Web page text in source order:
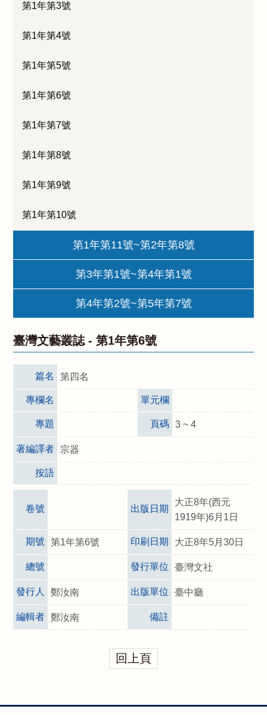
第1年第3號
第1年第4號
第1年第5號
第1年第6號
第1年第7號
第1年第8號
第1年第9號
第1年第10號
第1年第11號~第2年第8號
第3年第1號~第4年第1號
第4年第2號~第5年第7號
臺灣文藝叢誌 -第1年第6號
篇名 第四名
專欄名 單元欄
專題 頁碼 3 ~ 4
著編譯者 宗器
按語
卷號 出版日期
大正8年(西元
1919年)6月1日
期號 第1年第6號 印刷日期 大正8年5月30日
總號 發行單位 臺灣文社
發行人 鄭汝南 出版單位 臺中廳
編輯者 鄭汝南 備註
回上頁